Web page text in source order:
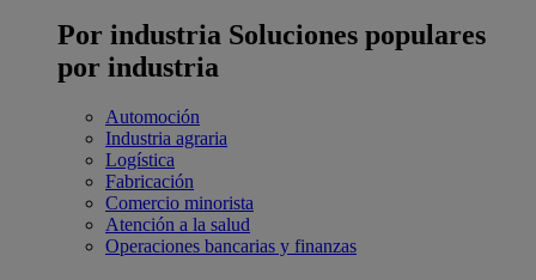
Por industria Soluciones populares
por industria
Automoción
Industria agraria
Logística
Fabricación
Comercio minorista
Atención a la salud
Operaciones bancarias y finanzas